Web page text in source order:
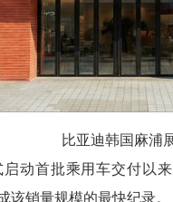
比亚迪韩国麻浦
动首批乘用车交付以
市场达成该销量